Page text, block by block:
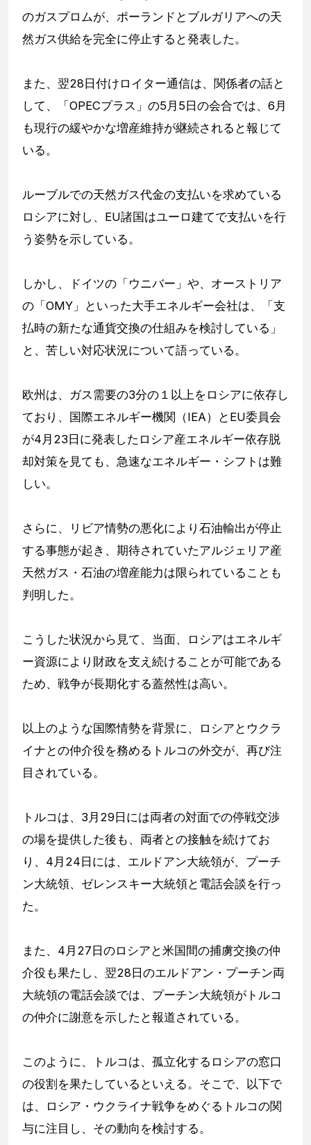
のガスプロムが、ポーランドとブルガリアへの天
然ガス供給を完全に停止すると発表した。
また、翌28日付けロイター通信は、関係者の話と
して、「OPECプラス」の5月5日の会合では、6月
も現行の緩やかな増産維持が継続されると報じて
いる。
ルーブルでの天然ガス代金の支払いを求めている
ロシアに対し、EU諸国はユーロ建てで支払いを行
う姿勢を示している。
しかし、ドイツの「ウニバー」や、オーストリア
の「OMY」といった大手エネルギー会社は、「支
払時の新たな通貨交換の仕組みを検討している」
と、苦しい対応状況について語っている。
欧州は、ガス需要の3分の１以上をロシアに依存し
ており、国際エネルギー機関（IEA）とEU委員会
が4月23日に発表したロシア産エネルギー依存脱
却対策を見ても、急速なエネルギー・シフトは難
しい。
さらに、リビア情勢の悪化により石油輸出が停止
する事態が起き、期待されていたアルジェリア産
天然ガス・石油の増産能力は限られていることも
判明した。
こうした状況から見て、当面、ロシアはエネルギ
ー資源により財政を支え続けることが可能である
ため、戦争が長期化する蓋然性は高い。
以上のような国際情勢を背景に、ロシアとウクラ
イナとの仲介役を務めるトルコの外交が、再び注
目されている。
トルコは、3月29日には両者の対面での停戦交渉
の場を提供した後も、両者との接触を続けてお
り、4月24日には、エルドアン大統領が、プーチ
ン大統領、ゼレンスキー大統領と電話会談を行っ
た。
また、4月27日のロシアと米国間の捕虜交換の仲
介役も果たし、翌28日のエルドアン・プーチン両
大統領の電話会談では、プーチン大統領がトルコ
の仲介に謝意を示したと報道されている。
このように、トルコは、孤立化するロシアの窓口
の役割を果たしているといえる。そこで、以下で
は、ロシア・ウクライナ戦争をめぐるトルコの関
与に注目し、その動向を検討する。